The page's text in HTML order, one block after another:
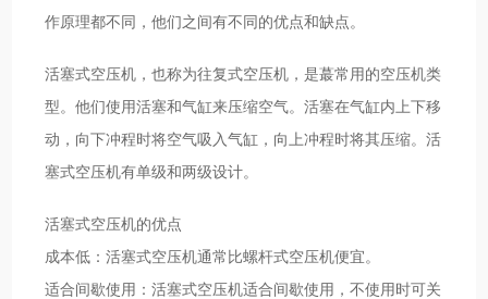
作原理都不同，他们之间有不同的优点和缺点。
活塞式空压机，也称为往复式空压机，是蕞常用的空压机类
型。他们使用活塞和气缸来压缩空气。活塞在气缸内上下移
动，向下冲程时将空气吸入气缸，向上冲程时将其压缩。活
塞式空压机有单级和两级设计。
活塞式空压机的优点
成本低：活塞式空压机通常比螺杆式空压机便宜。
适合间歇使用：活塞式空压机适合间歇使用，不使用时可关